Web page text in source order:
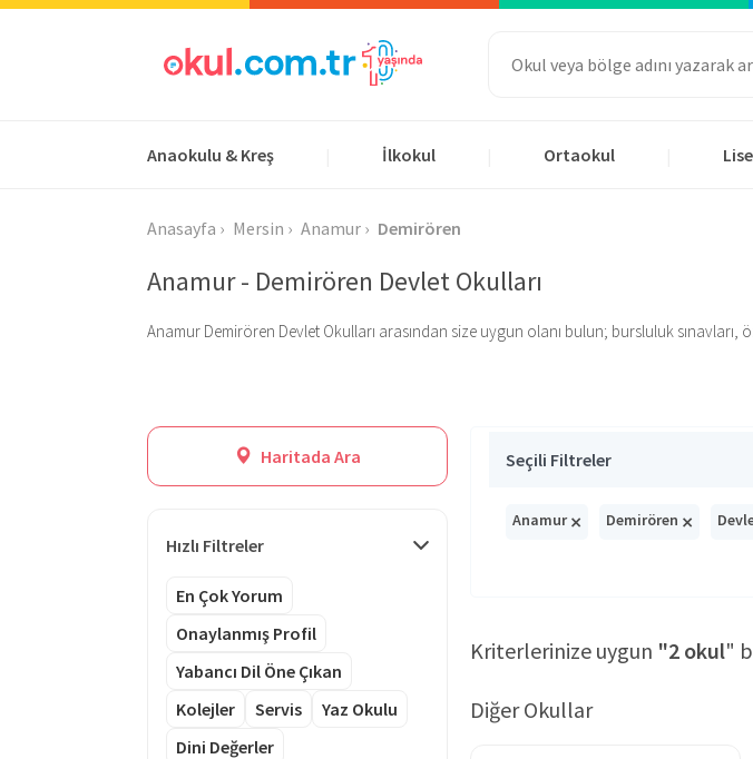
Anaokulu & Kreş İlkokul Ortaokul Lise
Anasayfa Mersin Anamur Demirören
Anamur - Demirören Devlet Okulları
Anamur Demirören Devlet Okulları arasından size uygun olanı bulun; bursluluk
Haritada Ara
Hızlı Filtreler
En Çok Yorum
Onaylanmış Profil
Yabancı Dil Öne Çıkan
Kolejler
Servis
Yaz Okulu
Dini Değerler
Seçili Filtreler
Anamur× Demirören ×
Kriterlerinize uygun "2 okul"
Diğer Okullar